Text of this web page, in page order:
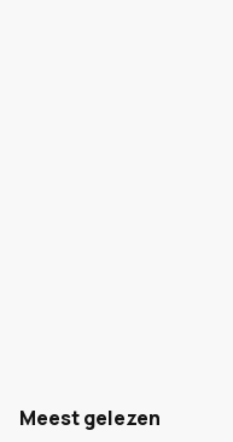
Meest gelezen